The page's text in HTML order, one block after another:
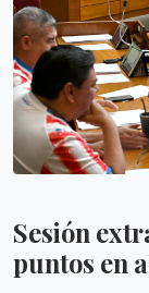
Sesión
puntos en